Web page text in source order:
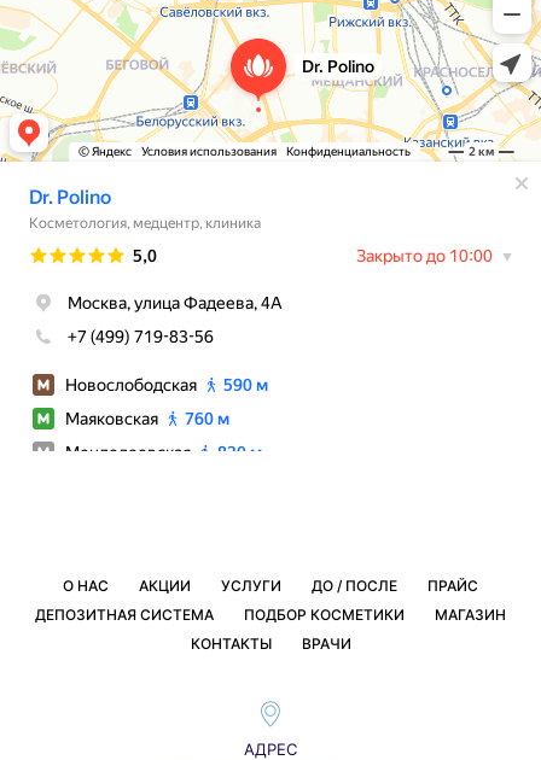
О НАС АКЦИИ УСЛУГИ ДО / ПОСЛЕ
ПРАЙС
ДЕПОЗИТНАЯ СИСТЕМА
ПОДБОР КОСМЕТИКИ
МАГАЗИН
КОНТАКТЫ
ВРАЧИ
АДРЕС